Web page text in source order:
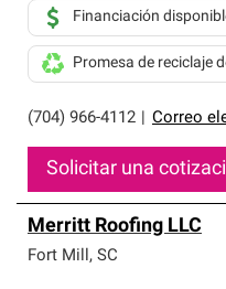
(704) 966-4112 Correo
Financiación
Promesa de reciclaje
Solicitar una
Merritt Roofing LLC
Fort Mill, SC